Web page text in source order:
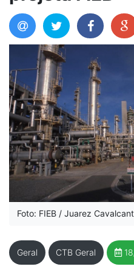
Foto: FIEB / Juarez
Geral CTB Geral